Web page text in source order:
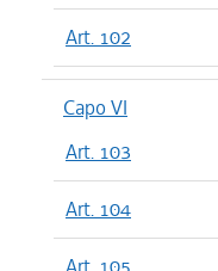
Art. 102
Capo VI
Art. 103
Art. 104